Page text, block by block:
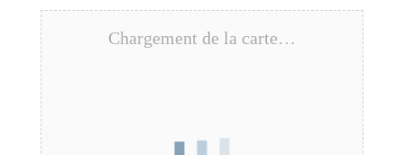
Chargement de la carte…